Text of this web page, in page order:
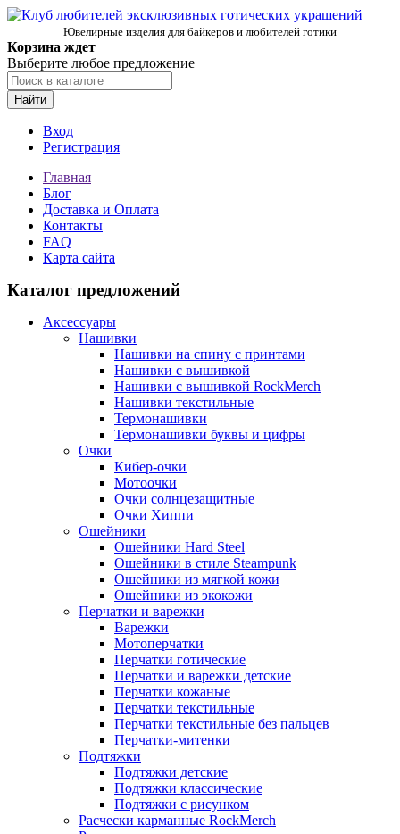
Ювелирные изделия для байкеров и любителей готики
Корзина ждет
Выберите любое предложение
Найти
Вход
Регистрация
Главная
Блог
Доставка и Оплата
Контакты
FAQ
Карта сайта
Каталог предложений
Аксессуары
Нашивки
Нашивки на спину с принтами
Нашивки с вышивкой
Нашивки с вышивкой RockMerch
Нашивки текстильные
Термонашивки
Термонашивки буквы и цифры
Очки
Кибер-очки
Мотоочки
Очки солнцезащитные
Очки Хиппи
Ошейники
Ошейники Hard Steel
Ошейники в стиле Steampunk
Ошейники из мягкой кожи
Ошейники из экокожи
Перчатки и варежки
Варежки
Мотоперчатки
Перчатки готические
Перчатки и варежки детские
Перчатки кожаные
Перчатки текстильные
Перчатки текстильные без пальцев
Перчатки-митенки
Подтяжки
Подтяжки детские
Подтяжки классические
Подтяжки с рисунком
Расчески карманные RockMerch